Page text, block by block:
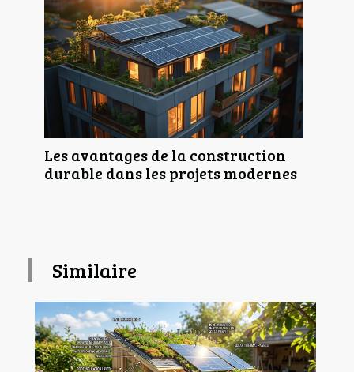
Les avantages de la construction
durable dans les projets modernes
Similaire